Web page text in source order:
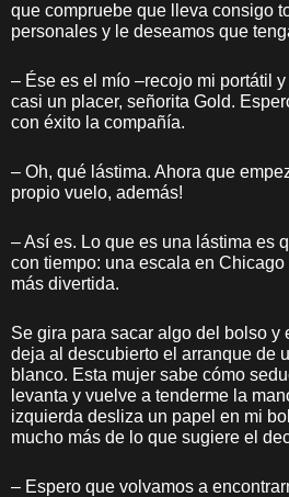
que compruebe que lleva consigo
personales y le deseamos que
– Ése es el mío –recojo mi portátil
casi un placer, señorita Gold.
con éxito la compañía.
– Oh, qué lástima. Ahora que
propio vuelo, además!
– Así es. Lo que es una lástima es
con tiempo: una escala en
más divertida.
Se gira para sacar algo del bolso y
deja al descubierto el arranque de
blanco. Esta mujer sabe cómo
levanta y vuelve a tenderme la
izquierda desliza un papel en mi
mucho más de lo que sugiere el
– Espero que volvamos a